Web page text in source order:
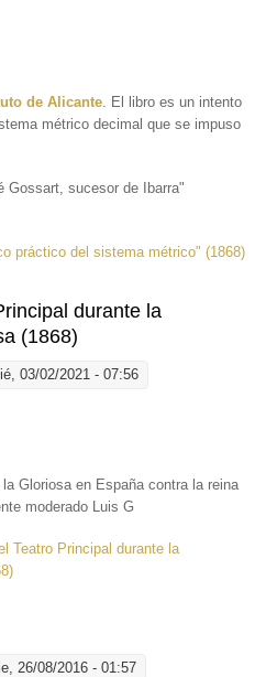
de Alicante . El libro es un intento
métrico decimal que se impuso
Gossart, sucesor de Ibarra"
práctico del sistema métrico" (1868)
durante la
(1868)
03/02/2021 - 07:56
Gloriosa en España contra la reina
moderado Luis G
Teatro Principal durante la
26/08/2016 - 01:57